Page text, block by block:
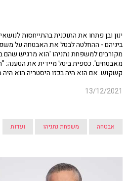
ינון ובן פתחו את התוכנית בהתייחסות
ביניהם - ההחלטה לבטל את האבטחה על
מקורבים למשפחת נתניהו 'הוא מרגיש שהם
מאבטחים'. כספית ביטל מיידית את הטענה:
קשקוש. אם הוא היה בכזו היסטריה הוא היה
13/12/2021
אבטחה משפחת נתניהו ועדות